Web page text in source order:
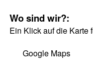
Wo sind wir?:
Ein Klick auf die Karte
Google Maps